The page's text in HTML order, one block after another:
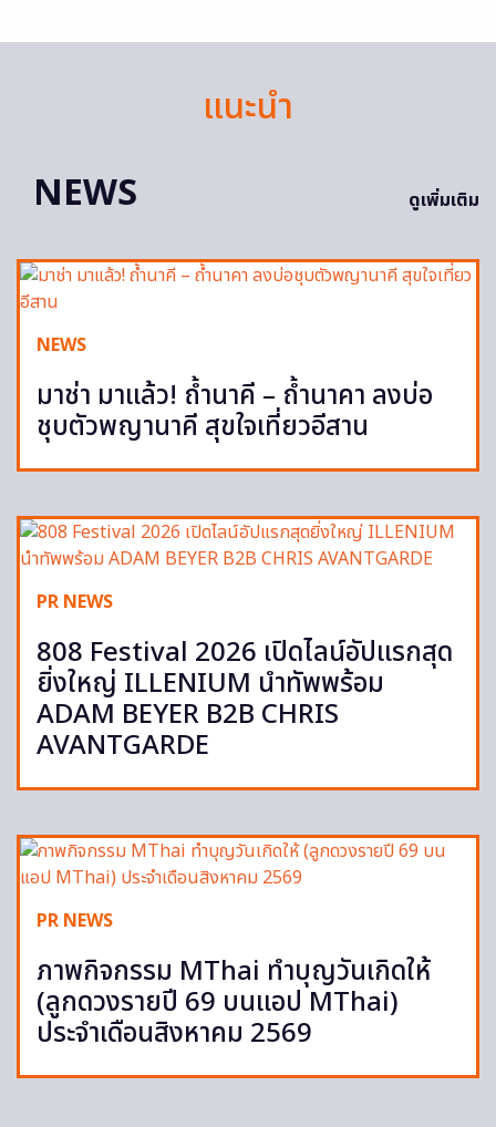
แนะนำ
NEWS
ดูเพิ่มเติม
NEWS
มาช่า มาแล้ว! ถ้ำนาคี – ถ้ำนาคา ลงบ่อ
ชุบตัวพญานาคี สุขใจเที่ยวอีสาน
PR NEWS
808 Festival 2026 เปิดไลน์อัปแรกสุด
ยิ่งใหญ่ ILLENIUM นำทัพพร้อม
ADAM BEYER B2B CHRIS
AVANTGARDE
PR NEWS
ภาพกิจกรรม MThai ทำบุญวันเกิดให้
(ลูกดวงรายปี 69 บนแอป MThai)
ประจำเดือนสิงหาคม 2569